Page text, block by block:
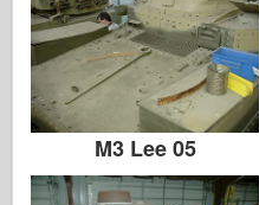
M3 Lee 05